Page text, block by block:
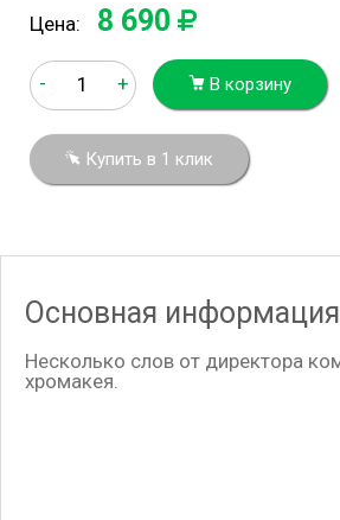
Цена: 8 690
- + В корзину
Купить в 1 клик
Основная информация
Несколько слов от директора
хромакея.